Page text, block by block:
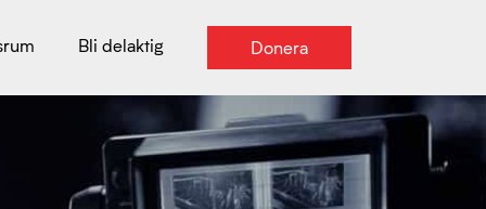
Bli delaktig Donera